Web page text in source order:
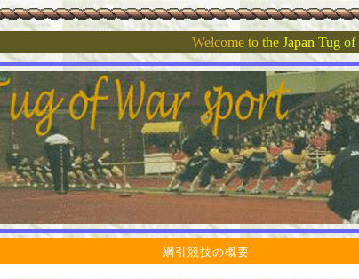
Welcome to the Japan Tug of
綱引競技の概要